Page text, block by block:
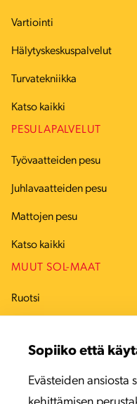
Sopiiko että
Evästeiden ansiosta
Vartiointi
Hälytyskeskuspalvelut
Turvatekniikka
Katso kaikki
PESULAPALVELUT
Työvaatteiden pesu
Juhlavaatteiden pesu
Mattojen pesu
Katso kaikki
MUUT SOL-MAAT
Ruotsi
Viro
Latvia